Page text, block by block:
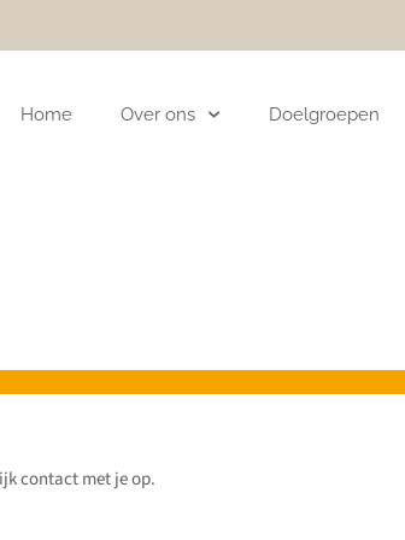
Home Over ons Doelgroepen
contact met je op.